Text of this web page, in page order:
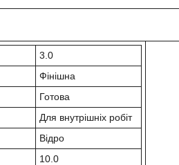
3.0
Фінішна
Готова
Для внутрішніх робіт
Відро
10.0